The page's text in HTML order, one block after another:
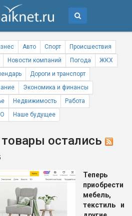
Авто Спорт
Происшествия
Новости компаний Погода
ЖКХ
Дороги и транспорт
Экономика и финансы
Недвижимость
Работа
Наше будущее
остались
Теперь
приобрести
мебель,
текстиль и